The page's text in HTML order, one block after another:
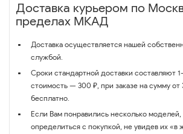
Доставка курьером по
пределах МКАД
Доставка осуществляется нашей
службой.
Сроки стандартной доставки составляют
стоимость — 300 ₽, при заказе на сумму
бесплатно.
Если Вам понравились несколько
определиться с покупкой, не увидев их «в